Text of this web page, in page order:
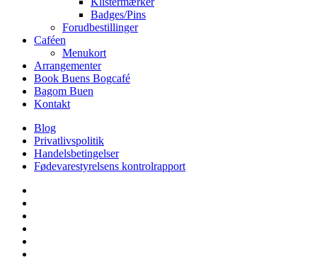
Badges/Pins
Forudbestillinger
Caféen
Menukort
Arrangementer
Book Buens Bogcafé
Bagom Buen
Kontakt
Blog
Privatlivspolitik
Handelsbetingelser
Fødevarestyrelsens kontrolrapport